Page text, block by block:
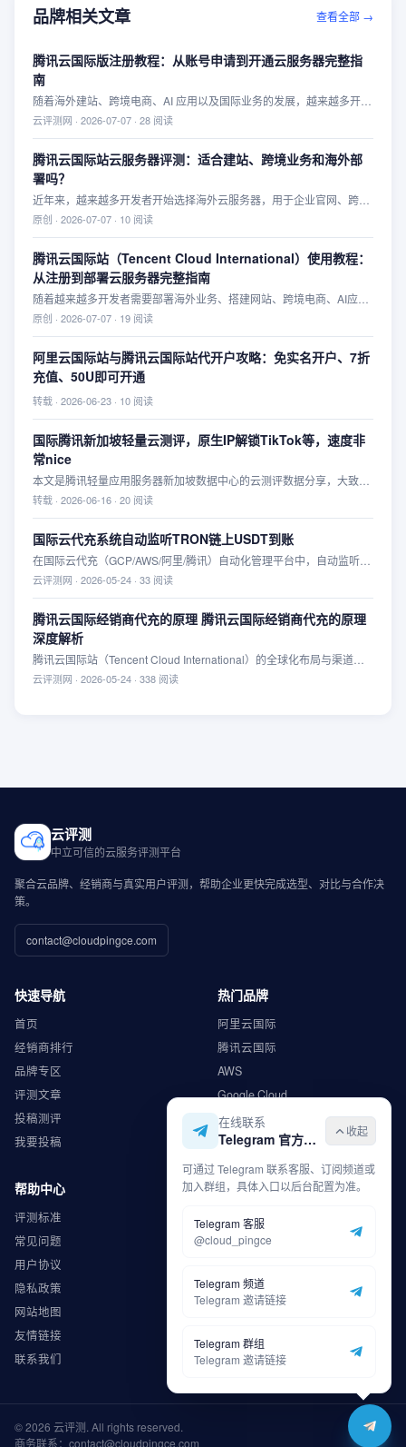
品牌相关文章 查看全部 →
腾讯云国际版注册教程：从账号申请到开通云服务器完整指
南
随着海外建站、跨境电商、AI 应用以及国际业务的发展，越来越多开发
者开始使用国际云平台。腾讯云国际版（Tencent Cloud
对象存储、数据库、CDN 等丰富的云产品，适合个人开发者和企业用
户使用。 本文将介绍腾讯云国际版账号注册流程、实名认证、支付方式
绑定以及购买第一台云服务器的方法，帮助新用户快速完成注册。
云评测网 · 2026-07-07 · 28 阅读
腾讯云国际站云服务器评测：适合建站、跨境业务和海外部
署吗？
近年来，越来越多开发者开始选择海外云服务器，用于企业官网、跨境
电商、API 服务、Docker 部署、AI 应用等场景。在众多国际云厂商
广、网络质量稳定以及丰富的云产品，逐渐受到越来越多用户的关注。
本文将从注册、购买、部署、网络表现以及适用场景几个方面，对腾讯
云国际站进行一次全面体验，希望能够帮助准备购买海外云服务器的用
户做出参考。
原创 · 2026-07-07 · 10 阅读
腾讯云国际站（Tencent Cloud International）使用教程：
从注册到部署云服务器完整指南
随着越来越多开发者需要部署海外业务、搭建网站、跨境电商、AI应用
以及海外API服务，国际云服务器逐渐成为主流选择。除了 AWS、
International）**近年来凭借亚洲网络优势和较高的性价比，也成为不
少开发者的新选择。本文将详细介绍腾讯云国际站的注册流程、云服务
器购买、SSH连接、环境部署以及实际使用体验，希望能够帮助第一次
接触腾讯云国际站的新用户快速上手。
原创 · 2026-07-07 · 19 阅读
阿里云国际站与腾讯云国际站代开户攻略：免实名开户、7折
充值、50U即可开通
转载 · 2026-06-23 · 10 阅读
国际腾讯新加坡轻量云测评，原生IP解锁TikTok等，速度非
常nice
本文是腾讯轻量应用服务器新加坡数据中心的云测评数据分享，大致总
结如下：Intel Xeon Gold 6133、DDR4、SSD云磁盘，Unix bench 测
数据，读取67.94MB/S、IOPS大致16.9K，写入68.12MB/S、IOPS大致
17K，性能很一般；新加坡原生IP，解锁TikTok、ChatGPT、Claude、
Gemini、Netflix、AmazonPV等，电信双程走了CTG/CN2线路(部分地
区没有)、联通去程大致直连/回北京和上海方向绕道了美国、移动去程
从香港去新加坡/回程国际线路到香港接cmi回内地，整体来看移动速度
最好、其次电信、联通稍弱一些。
转载 · 2026-06-16 · 20 阅读
国际云代充系统自动监听TRON链上USDT到账
在国际云代充（GCP/AWS/阿里/腾讯）自动化管理平台中，自动监听
TRON（波场）链上 USDT（TRC-20）到账是整个支付网关最核心的技
费低，因此全行业 90% 以上的稳定币充值均跑在波场链上。
云评测网 · 2026-05-24 · 33 阅读
腾讯云国际经销商代充的原理 腾讯云国际经销商代充的原理
深度解析
腾讯云国际站（Tencent Cloud International）的全球化布局与渠道破
局
云评测网 · 2026-05-24 · 338 阅读
云评测
中立可信的云服务评测平台
聚合云品牌、经销商与真实用户评测，帮助企业更快完成选型、对比与合作决
策。
contact@cloudpingce.com
快速导航
首页
经销商排行
品牌专区
评测文章
投稿测评
我要投稿
热门品牌
阿里云国际
腾讯云国际
AWS
Google Cloud
Microsoft Azure
华为云
帮助中心
评测标准
常见问题
用户协议
隐私政策
网站地图
友情链接
联系我们
商务合作
广告合作
内容合作
申请收录
©2026 云评测. All rights reserved.
商务联系：contact@cloudpingce.com
在线联系
Telegram 官方入口 收起
可通过 Telegram 联系客服、订阅频道或
加入群组，具体入口以后台配置为准。
Telegram 客服
@cloud_pingce
Telegram 频道
Telegram 邀请链接
Telegram 群组
Telegram 邀请链接